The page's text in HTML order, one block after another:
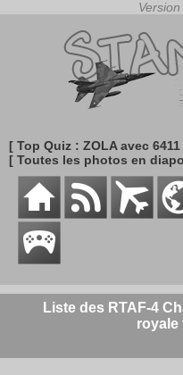
[ Top Quiz : ZOLA avec
[ Toutes les photos en
Liste des RTAF-4
royale